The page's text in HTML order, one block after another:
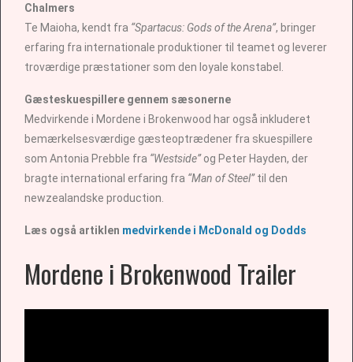
Chalmers
Te Maioha, kendt fra “Spartacus: Gods of the Arena”, bringer
erfaring fra internationale produktioner til teamet og leverer
troværdige præstationer som den loyale konstabel.
Gæsteskuespillere gennem sæsonerne
Medvirkende i Mordene i Brokenwood har også inkluderet
bemærkelsesværdige gæsteoptrædener fra skuespillere
som Antonia Prebble fra “Westside”og Peter Hayden, der
bragte international erfaring fra “Man of Steel”til den
newzealandske production.
Læs også artiklen medvirkende i McDonald og Dodds
Mordene i Brokenwood Trailer